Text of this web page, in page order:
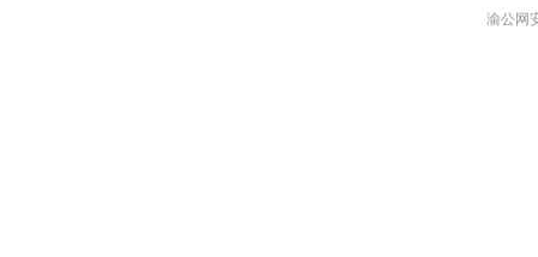
渝公网